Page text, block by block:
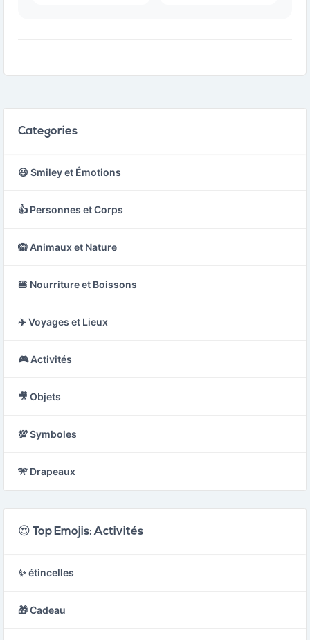
Categories
😃 Smiley et Émotions
👍 Personnes et Corps
🙉 Animaux et Nature
🍔 Nourriture et Boissons
✈️ Voyages et Lieux
🎮 Activités
🎥 Objets
💯 Symboles
🎌 Drapeaux
😍 Top Emojis: Activités
✨ étincelles
🎁 Cadeau